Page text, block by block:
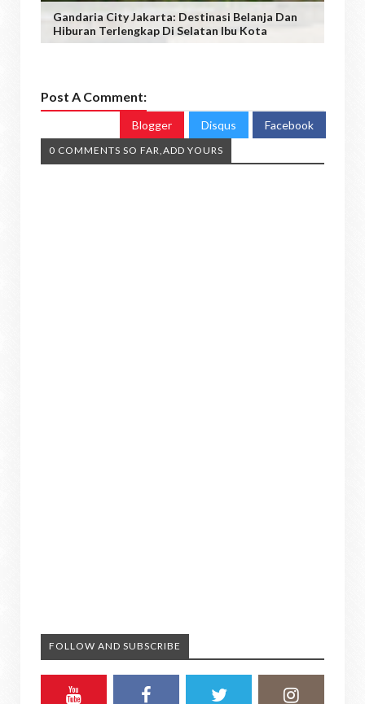
Gandaria City Jakarta: Destinasi Belanja Dan
Hiburan Terlengkap Di Selatan Ibu Kota
Post A Comment:
Blogger Disqus Facebook
0 COMMENTS SO FAR,ADD YOURS
FOLLOW AND SUBSCRIBE